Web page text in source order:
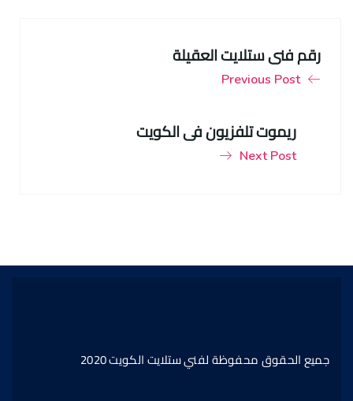
رقم فني ستلايت العقيلة
Previous Post
ريموت تلفزيون في الكويت
Next Post
جميع الحقوق محفوظة لفني ستلايت الكويت 2020